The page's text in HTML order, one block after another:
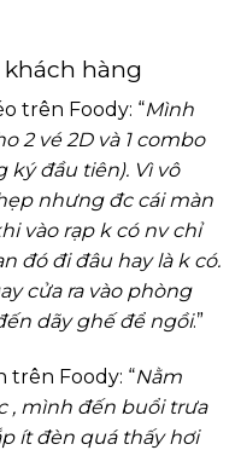
hàng
trên Foody: “Mình
2 vé 2D và 1 combo
đầu tiên). Vì vô
nhưng đc cái màn
vào rạp k có nv chỉ
đó đi đâu hay là k có.
cửa ra vào phòng
dãy ghế để ngồi.”
trên Foody: “Nằm
, mình đến buổi trưa
ít đèn quá thấy hơi